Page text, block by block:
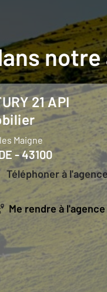
Maigne
- 43100
Téléphoner à
Me rendre à l'agence